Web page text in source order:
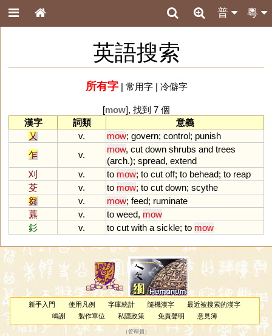
粵
普
英語搜索
所有字| 常用字| 冷僻字
[mow], 找到 7 個
漢字
詞類
意義
乂
v. mow; govern; control; punish
乍
v.
mow, cut down shrubs and trees
(arch.); spread, extend
刈
v. to mow; to cut off; to behead; to reap
芟
v. to mow; to cut down; scythe
芻
v. mow; feed; ruminate
藨
v. to weed, mow
釤
v. to cut with a sickle; to mow
新手入門 使用凡例 字庫統計 隨機漢字
最近被搜索的漢字
鳴謝
製作單位 私隱政策 免責聲明 意見簿
（管理員 ）